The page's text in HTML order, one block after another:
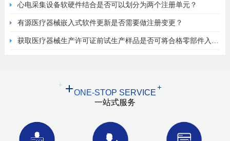
心电采集设备软硬件结合是否可以划分为两个注册单元？
有源医疗器械嵌入式软件更新是否需要做注册变更？
获取医疗器械生产许可证前试生产样品是否可将合格零部件入原
ONE-STOP SERVICE
一站式服务